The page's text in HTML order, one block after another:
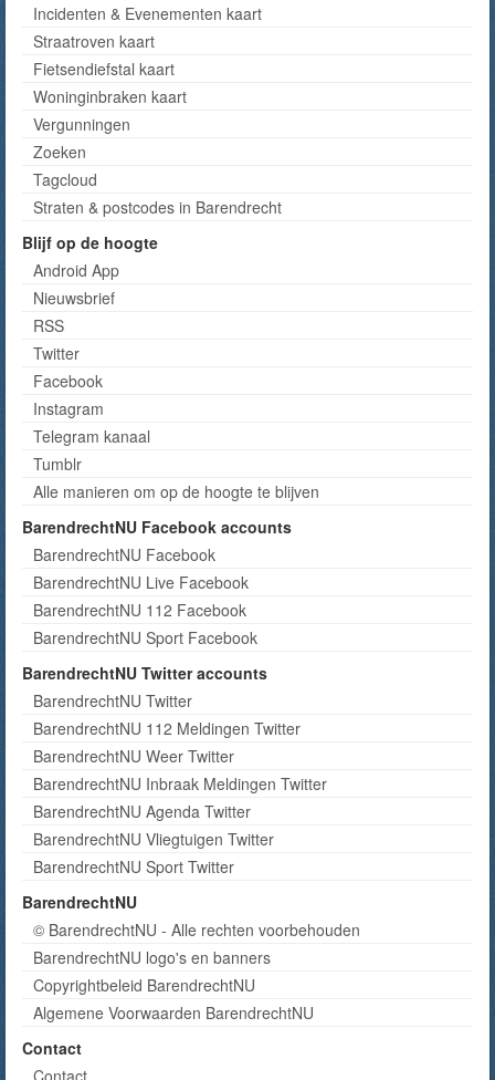
Incidenten & Evenementen kaart
Straatroven kaart
Fietsendiefstal kaart
Woninginbraken kaart
Vergunningen
Zoeken
Tagcloud
Straten & postcodes in Barendrecht
Blijf op de hoogte
Android App
Nieuwsbrief
RSS
Twitter
Facebook
Instagram
Telegram kanaal
Tumblr
Alle manieren om op de hoogte te blijven
BarendrechtNU Facebook accounts
BarendrechtNU Facebook
BarendrechtNU Live Facebook
BarendrechtNU 112 Facebook
BarendrechtNU Sport Facebook
BarendrechtNU Twitter accounts
BarendrechtNU Twitter
BarendrechtNU 112 Meldingen Twitter
BarendrechtNU Weer Twitter
BarendrechtNU Inbraak Meldingen Twitter
BarendrechtNU Agenda Twitter
BarendrechtNU Vliegtuigen Twitter
BarendrechtNU Sport Twitter
BarendrechtNU
© BarendrechtNU - Alle rechten voorbehouden
BarendrechtNU logo's en banners
Copyrightbeleid BarendrechtNU
Algemene Voorwaarden BarendrechtNU
Contact
Contact